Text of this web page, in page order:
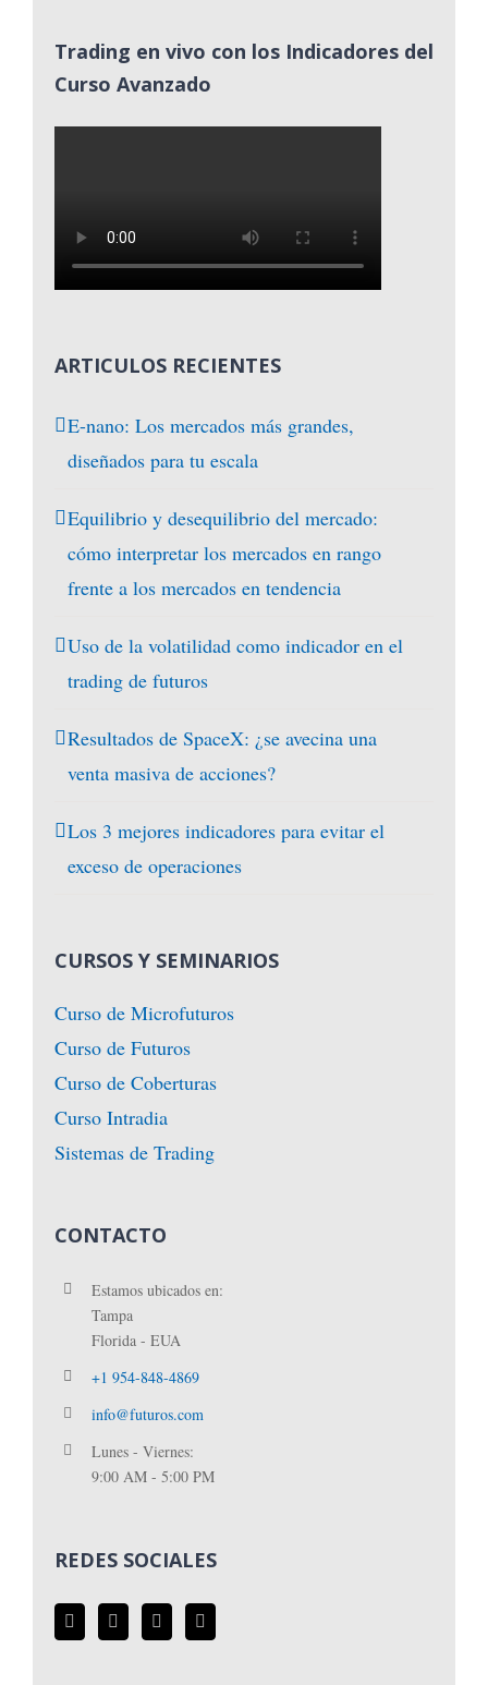
Trading en vivo con los Indicadores del
Curso Avanzado
ARTICULOS RECIENTES
E-nano: Los mercados más grandes,
diseñados para tu escala
Equilibrio y desequilibrio del mercado:
cómo interpretar los mercados en rango
frente a los mercados en tendencia
Uso de la volatilidad como indicador en el
trading de futuros
Resultados de SpaceX: ¿se avecina una
venta masiva de acciones?
Los 3 mejores indicadores para evitar el
exceso de operaciones
CURSOS Y SEMINARIOS
Curso de Microfuturos
Curso de Futuros
Curso de Coberturas
Curso Intradia
Sistemas de Trading
CONTACTO
Estamos ubicados en:
Tampa
Florida - EUA
+1 954-848-4869
info@futuros.com
Lunes - Viernes:
9:00 AM - 5:00 PM
REDES SOCIALES